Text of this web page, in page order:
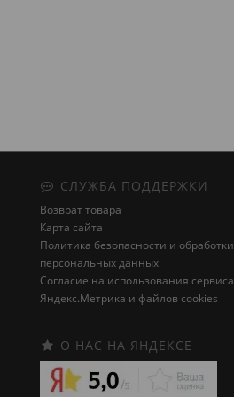
СЛУЖБА ПОДДЕРЖКИ
Возврат товара
Карта сайта
Политика безопасности и обработки
персональных данных
Cогласие на использования сервиса
Яндекс.Метрика и файлов cookies
О НАС НА ЯНДЕКСЕ